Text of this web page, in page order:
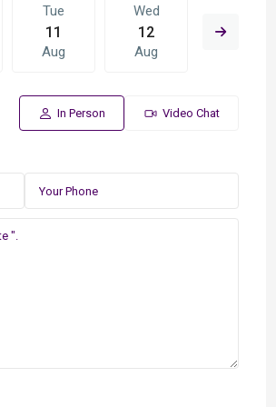
Tue
11
Aug
Wed
12
Aug
In Person Video Chat